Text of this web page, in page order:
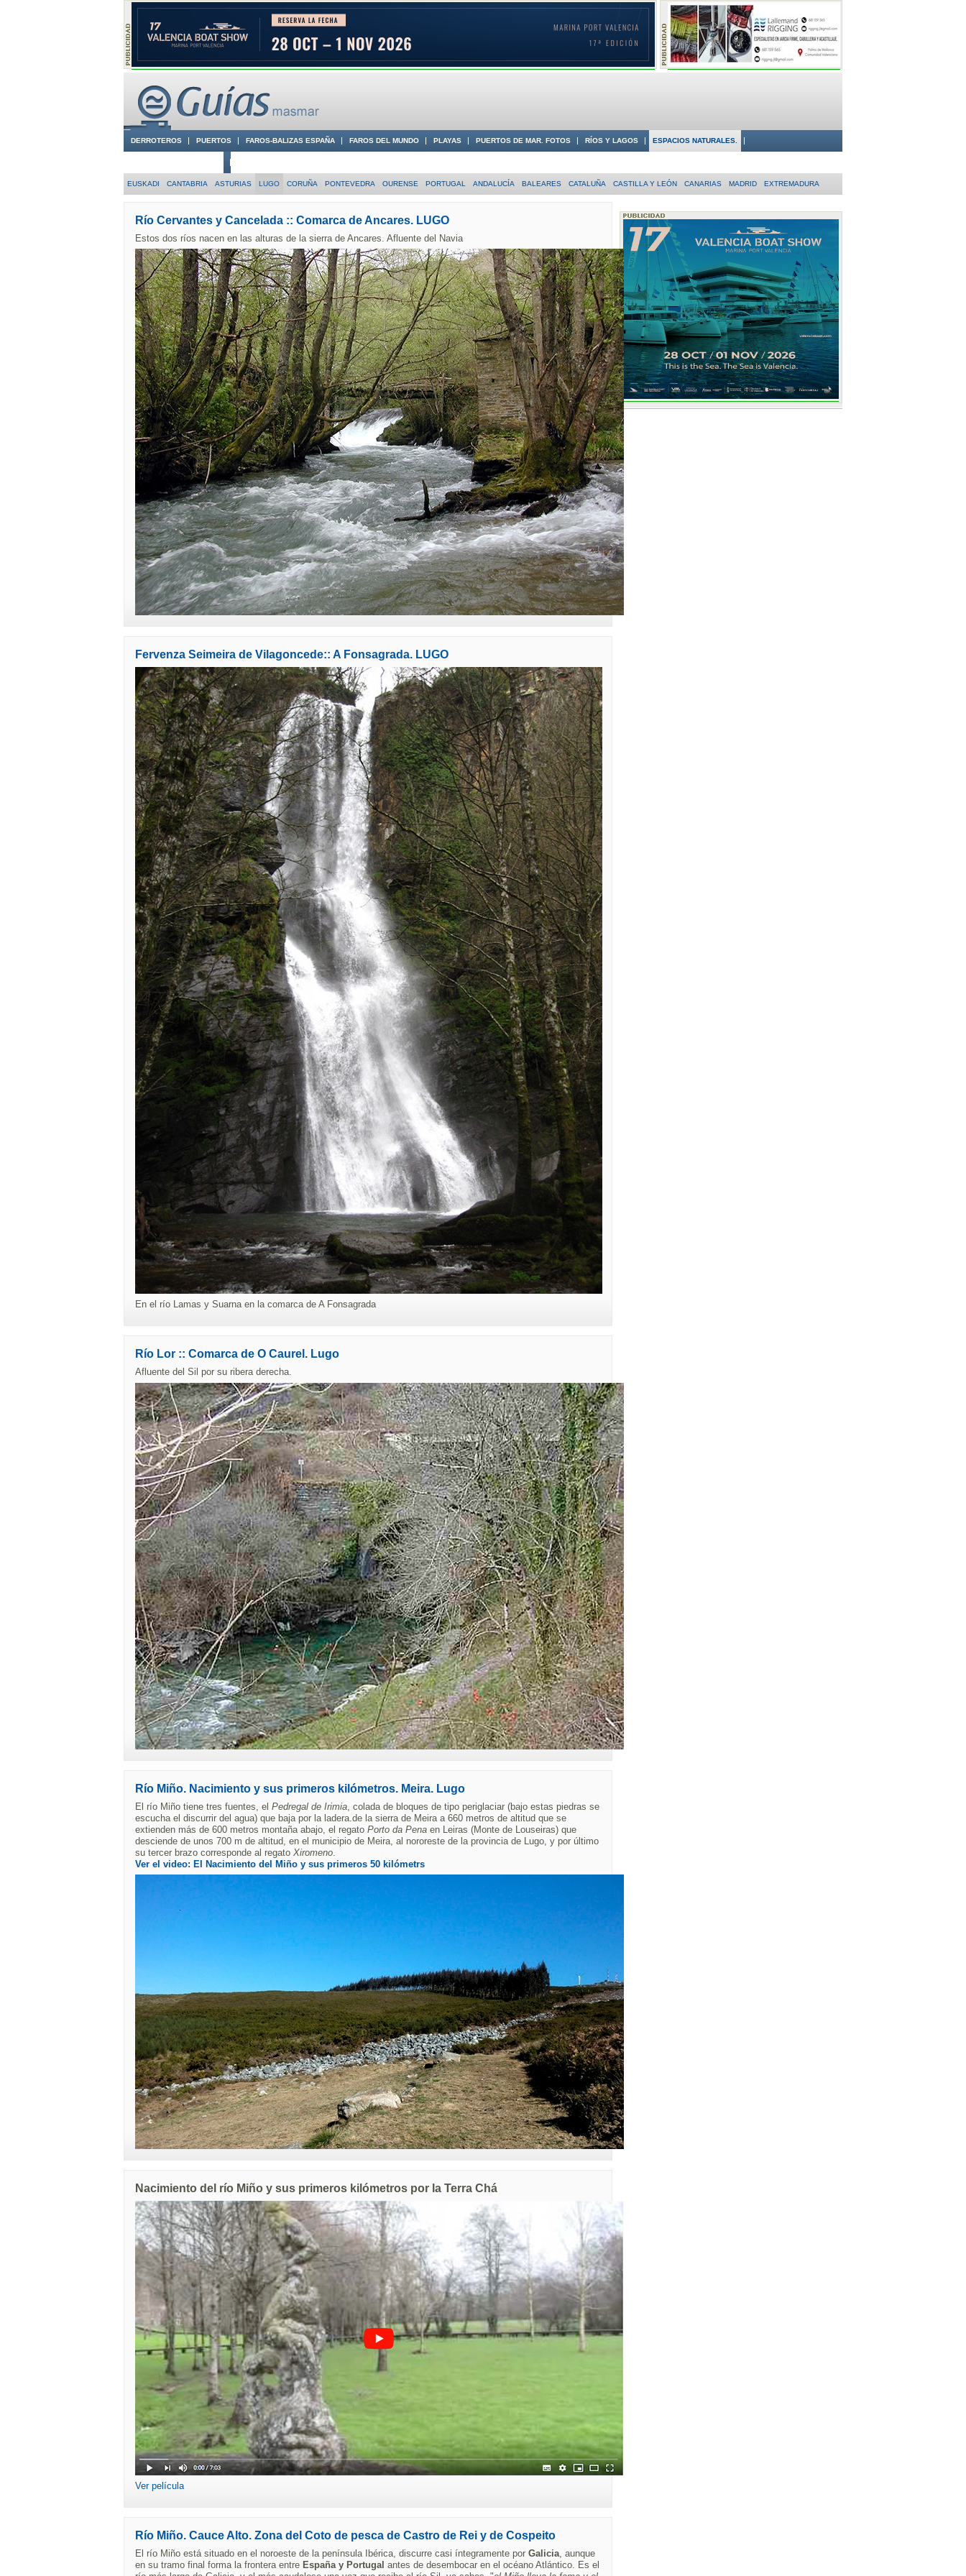
DERROTEROS PUERTOS FAROS-BALIZAS ESPAÑA FAROS DEL MUNDO PLAYAS PUERTOS DE MAR. FOTOS RÍOS Y LAGOS ESPACIOS NATURALES.
EUSKADI CANTABRIA ASTURIAS LUGO CORUÑA PONTEVEDRA OURENSE PORTUGAL ANDALUCÍA BALEARES CATALUÑA CASTILLA Y LEÓN CANARIAS MADRID EXTREMADURA
Río Cervantes y Cancelada :: Comarca de Ancares. LUGO
Estos dos ríos nacen en las alturas de la sierra de Ancares. Afluente del Navia
Fervenza Seimeira de Vilagoncede:: A Fonsagrada. LUGO
En el río Lamas y Suarna en la comarca de A Fonsagrada
Río Lor :: Comarca de O Caurel. Lugo
Afluente del Sil por su ribera derecha.
Río Miño. Nacimiento y sus primeros kilómetros. Meira. Lugo
El río Miño tiene tres fuentes, el Pedregal de Irimia , colada de bloques de tipo periglaciar (bajo estas piedras se
escucha el discurrir del agua) que baja por la ladera.de la sierra de Meira a 660 metros de altitud que se
extienden más de 600 metros montaña abajo, el regato Porto da Pena en Leiras (Monte de Louseiras) que
desciende de unos 700 m de altitud, en el municipio de Meira, al nororeste de la provincia de Lugo, y por último
su tercer brazo corresponde al regato Xiromeno
Ver el video: El Nacimiento del Miño y sus primeros 50 kilómetrs
Nacimiento del río Miño y sus primeros kilómetros por la Terra Chá
Ver película
Río Miño. Cauce Alto. Zona del Coto de pesca de Castro de Rei y de Cospeito
El río Miño está situado en el noroeste de la península Ibérica, discurre casi íntegramente por Galicia, aunque
en su tramo final forma la frontera entre España y Portugal antes de desembocar en el océano Atlántico. Es el